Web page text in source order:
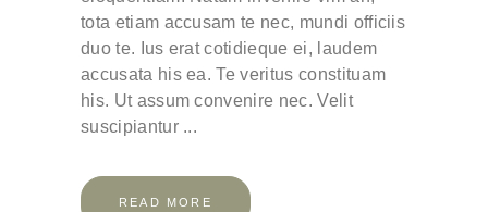
tota etiam accusam te nec, mundi officiis
duo te. Ius erat cotidieque ei, laudem
accusata his ea. Te veritus constituam
his. Ut assum convenire nec. Velit
suscipiantur
READ MORE